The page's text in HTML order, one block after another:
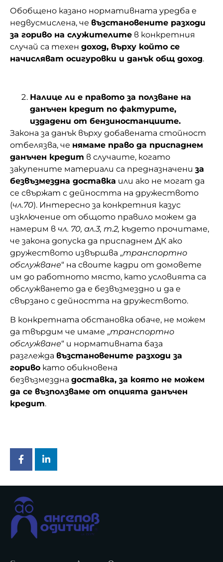
Обобщено казано нормативната уредба е
недвусмислена, че възстановените разходи
за гориво на служителите в конкретния
случай са техен доход, върху който се
начисляват осигуровки и данък общ доход.
Налице ли е правото за ползване на
данъчен кредит по фактурите,
издадени от бензиностанциите.
Закона за данък върху добавената стойност
отбелязва, че нямаме право да приспаднем
данъчен кредит в случаите, когато
закупените материали са предназначени за
безвъзмездна доставка или ако не могат да
се свържат с дейността на дружеството
(чл.70). Интересно за конкретния казус
изключение от общото правило можем да
намерим в чл. 70, ал.3, т.2, където прочитаме,
че закона допуска да приспаднем ДК ако
дружеството извършва „транспортно
обслужване“ на своите кадри от домовете
им до работното място, като условията са
обслужването да е безвъзмездно и да е
свързано с дейността на дружеството.
В конкретната обстановка обаче, не можем
да твърдим че имаме „транспортно
обслужване“ и нормативната база
разглежда възстановените разходи за
гориво като обикновена
безвъзмездна доставка, за която не можем
да се възползваме от опцията данъчен
кредит.